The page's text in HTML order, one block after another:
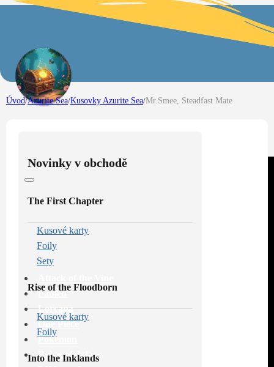
Fabled
Lorcana
One Piece
Pokémon
Reign of Jafar
Úvod/Azurite Sea/Kusovky Azurite Sea/Mr.Smee, Steadfast Mate
Novinky v obchodě
The First Chapter
Kusové karty
Foily
Sety
Rise of the Floodborn
Kusové karty
Foily
Into the Inklands